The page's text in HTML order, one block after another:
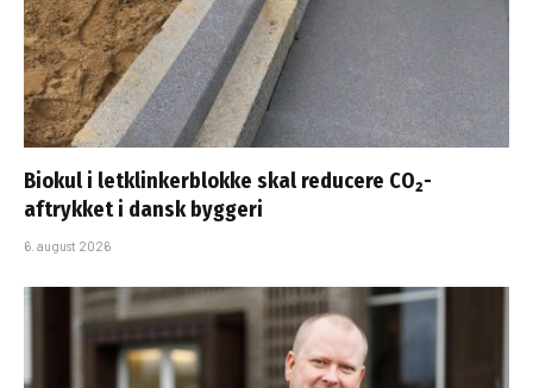
Biokul i letklinkerblokke skal reducere CO₂-
aftrykket i dansk byggeri
6. august 2026